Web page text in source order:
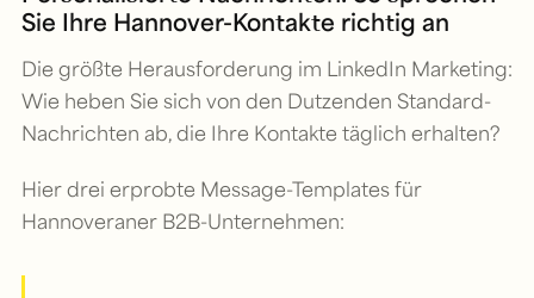
Sie Ihre Hannover-Kontakte richtig an
Die größte Herausforderung im LinkedIn Marketing:
Wie heben Sie sich von den Dutzenden Standard-
Nachrichten ab, die Ihre Kontakte täglich erhalten?
Hier drei erprobte Message-Templates für
Hannoveraner B2B-Unternehmen: